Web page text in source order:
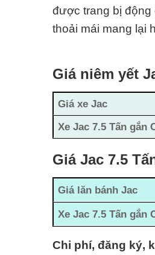
được trang bị động
thoải mái mang lại
Giá niêm yết
Giá xe Jac
Xe Jac 7.5 Tấn gắn
Giá Jac 7.5
Giá lăn bánh Jac
Xe Jac 7.5 Tấn gắn
Chi phí, đăng ký,